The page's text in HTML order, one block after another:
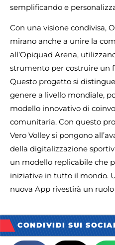
semplificando e
Con una visione condivisa,
mirano anche a unire la
all’Opiquad Arena,
strumento per costruire un
Questo progetto si
genere a livello mondiale,
modello innovativo di
comunitaria. Con questo
Vero Volley si pongono
della digitalizzazione
un modello replicabile che
iniziative in tutto il mondo.
nuova App rivestirà un
CONDIVIDI SUI